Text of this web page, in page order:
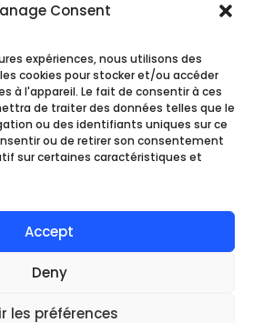
Consent
expériences, nous utilisons des
cookies pour stocker et/ou accéder
à l'appareil. Le fait de consentir à ces
de traiter des données telles que le
ou des identifiants uniques sur ce
ou de retirer son consentement
sur certaines caractéristiques et
Accept
Deny
les préférences
de venda